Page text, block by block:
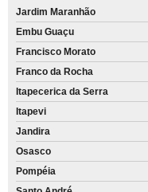
Jardim Maranhão
Embu Guaçu
Francisco Morato
Franco da Rocha
Itapecerica da Serra
Itapevi
Jandira
Osasco
Pompéia